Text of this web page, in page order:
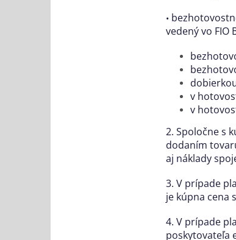
•
vedený vo FIO
v
v
2. Spoločne s
dodaním
aj náklady
3. V prípade
je kúpna cena
4. V prípade
poskytovateľa